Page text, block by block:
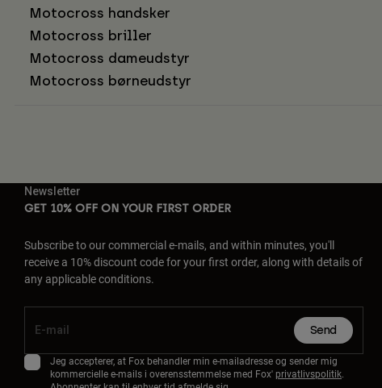
Motocross handsker
Motocross briller
Motocross dameudstyr
Motocross børneudstyr
Newsletter
GET 10% OFF ON YOUR FIRST ORDER
Subscribe to our commercial e-mails, and within minutes, you'll
receive a 10% discount code for your first order, along with details of
any applicable conditions.
Send
Jeg accepterer, at Fox behandler min e-mailadresse og sender mig
kommercielle e-mails i overensstemmelse med Fox' privatlivspolitik.